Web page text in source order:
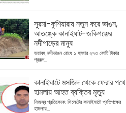
সুরমা-কুশিয়ারায় নতুন করে ভাঙন,
আতঙ্কে কানাইঘাট-জকিগঞ্জের
নদীপাড়ের মানুষ
ভয়াবহ নদীভাঙন রোধে ১ হাজার ২৭৩ কোটি টাকার
প্রকল্প...
কানাইঘাটে মসজিদ থেকে ফেরার পথে
হামলায় আহত ব্যক্তির মৃত্যু
নিজস্ব প্রতিবেদক: সিলেটের কানাইঘাটে প্রতিপক্ষের
হামলায়...